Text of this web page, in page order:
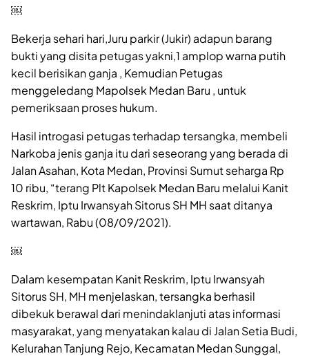
￼
Bekerja sehari hari,Juru parkir (Jukir) adapun barang
bukti yang disita petugas yakni,1 amplop warna putih
kecil berisikan ganja , Kemudian Petugas
menggeledang Mapolsek Medan Baru , untuk
pemeriksaan proses hukum.
Hasil introgasi petugas terhadap tersangka, membeli
Narkoba jenis ganja itu dari seseorang yang berada di
Jalan Asahan, Kota Medan, Provinsi Sumut seharga Rp
10 ribu, “terang Plt Kapolsek Medan Baru melalui Kanit
Reskrim, Iptu Irwansyah Sitorus SH MH saat ditanya
wartawan, Rabu (08/09/2021).
￼
Dalam kesempatan Kanit Reskrim, Iptu Irwansyah
Sitorus SH, MH menjelaskan, tersangka berhasil
dibekuk berawal dari menindaklanjuti atas informasi
masyarakat, yang menyatakan kalau di Jalan Setia Budi,
Kelurahan Tanjung Rejo, Kecamatan Medan Sunggal,